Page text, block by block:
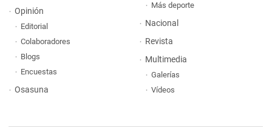
Opinión
Editorial
Colaboradores
Blogs
Encuestas
Osasuna
Más deporte
Nacional
Revista
Multimedia
Galerías
Vídeos